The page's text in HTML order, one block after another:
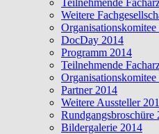
Teilnehmende
Weitere
Organisationskomitee
DocDay 2014
Programm 2014
Teilnehmende
Organisationskomitee
Partner 2014
Weitere Aussteller
Rundgangsbroschüre
Bildergalerie 2014